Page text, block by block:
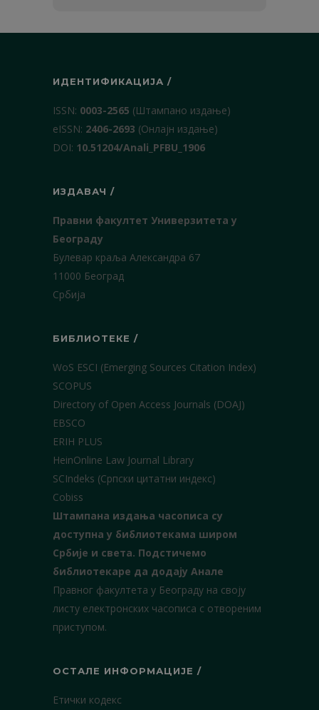
ИДЕНТИФИКАЦИЈА /
ISSN: 0003-2565 (Штампано издање)
еISSN: 2406-2693 (Онлајн издање)
DOI: 10.51204/Anali_PFBU_1906
ИЗДАВАЧ /
Правни факултет Универзитета у
Београду
Булевар краља Александра 67
11000 Београд
Србија
БИБЛИОТЕКЕ /
WoS ESCI (Emerging Sources Citation Index)
SCOPUS
Directory of Open Access Journals (DOAJ)
EBSCO
ERIH PLUS
HeinOnline Law Journal Library
SCIndeks (Српски цитатни индекс)
Cobiss
Штампана издања часописа су
доступна у библиотекама широм
Србије и света. Подстичемо
библиотекаре да додају Анале
Правног факултета у Београду на своју
листу електронских часописа с отвореним
приступом.
ОСТАЛЕ ИНФОРМАЦИЈЕ /
Етички кодекс